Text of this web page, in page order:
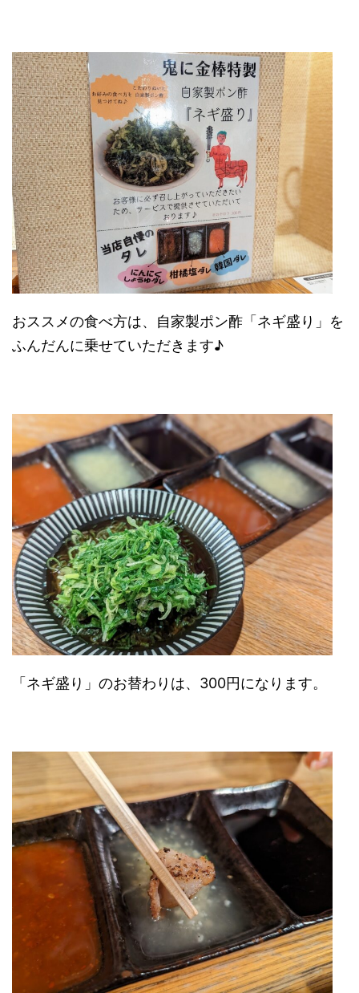
おススメの食べ方は、自家製ポン酢「ネギ盛り」を
ふんだんに乗せていただきます♪
「ネギ盛り」のお替わりは、300円になります。